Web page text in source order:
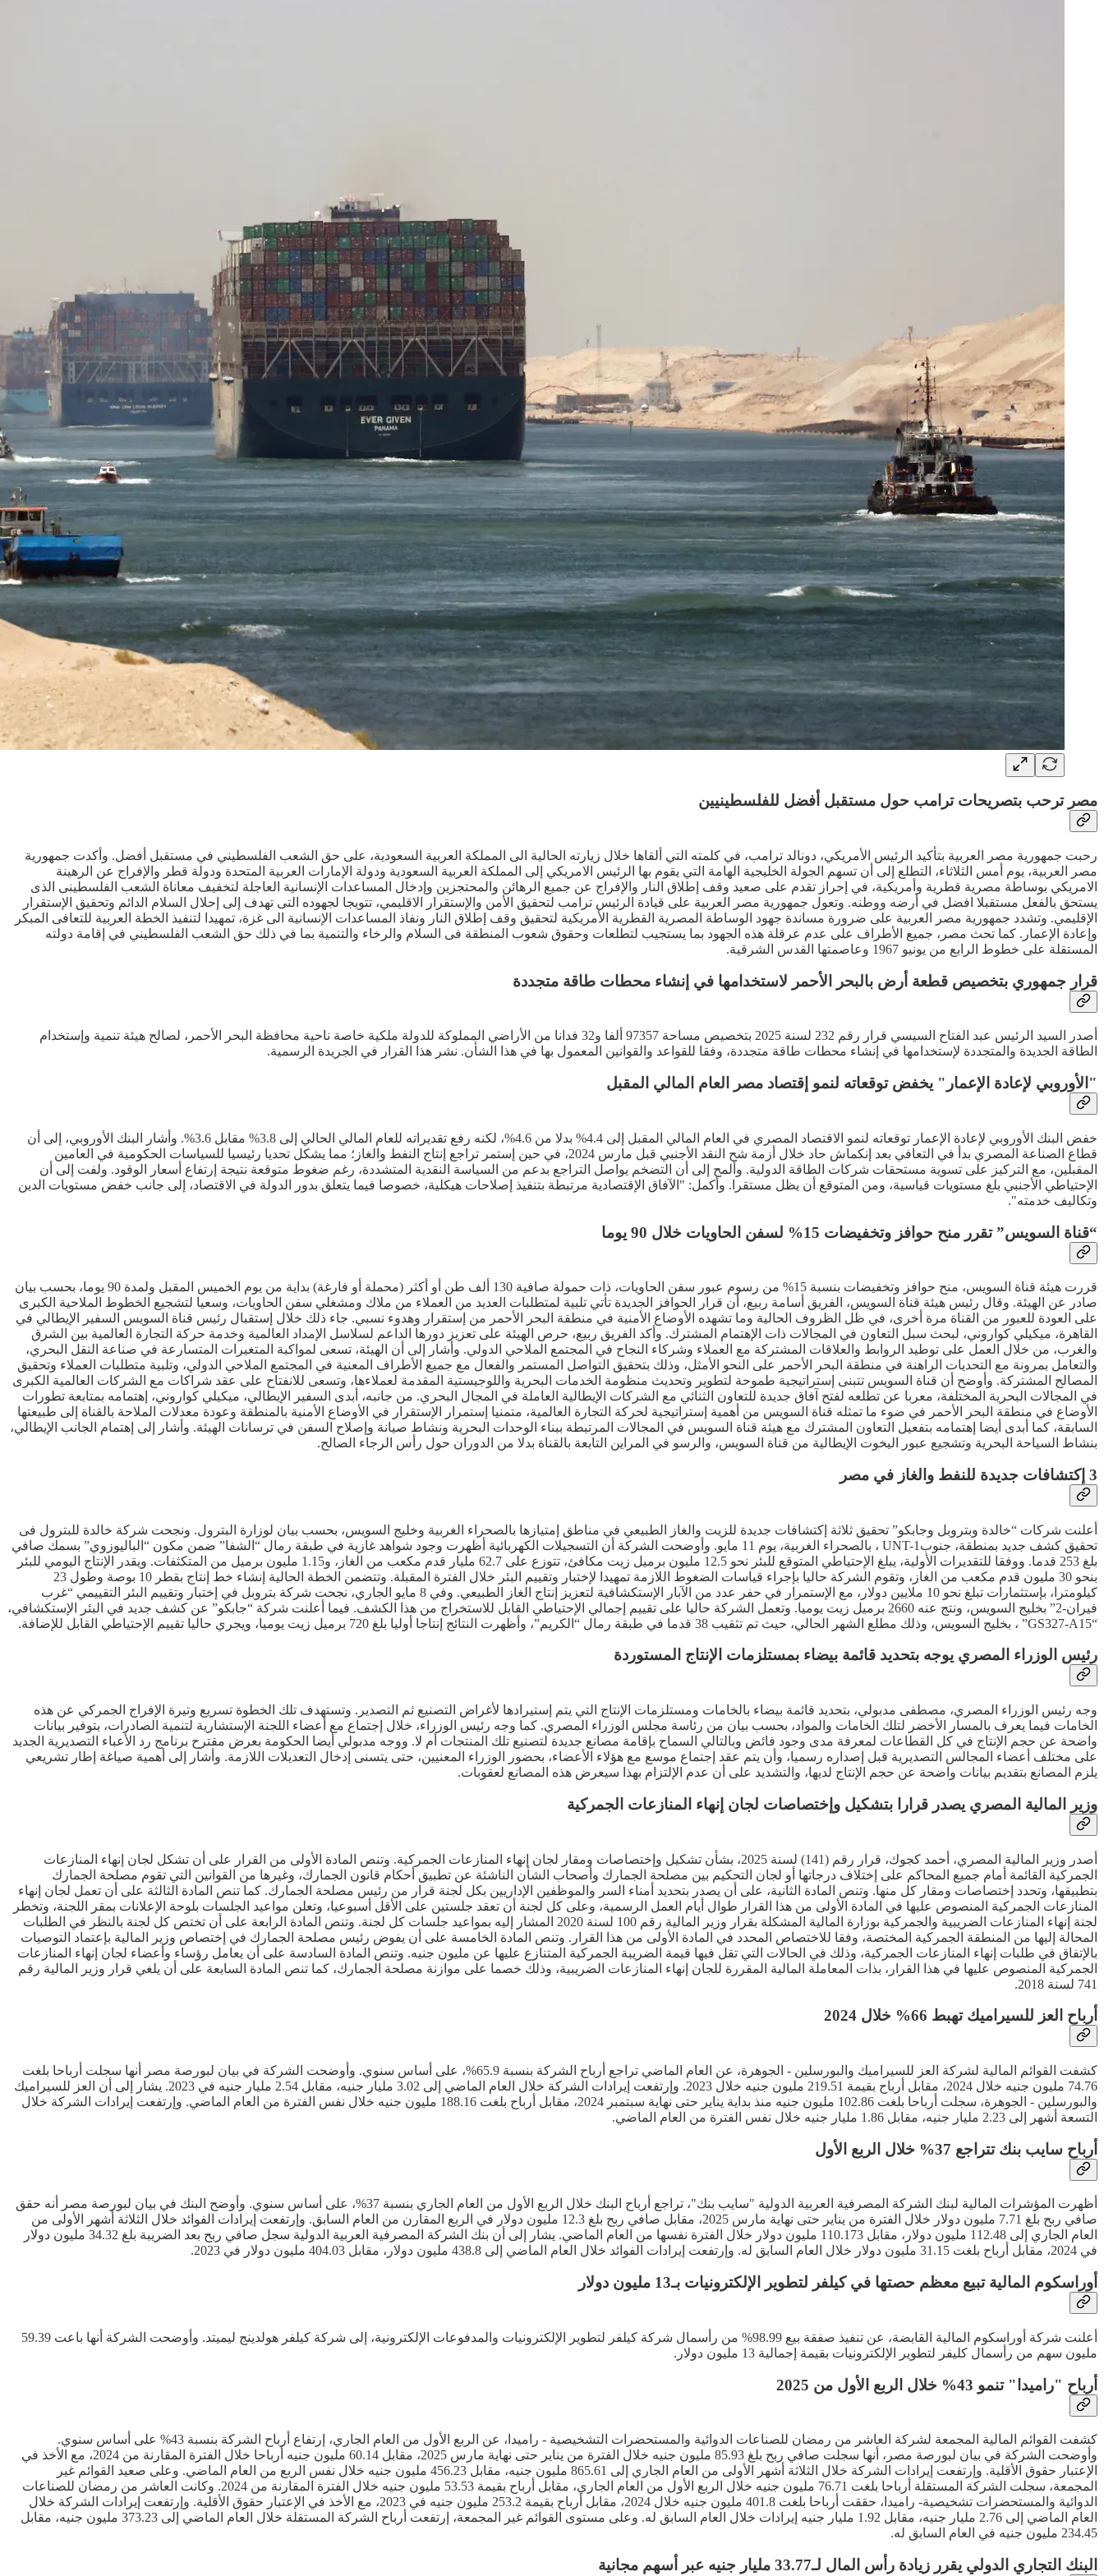
مصر ترحب بتصريحات ترامب حول مستقبل أفضل للفلسطينيين
رحبت جمهورية مصر العربية بتأكيد الرئيس الأمريكي، دونالد ترامب، في كلمته التي ألقاها خلال زيارته الحالية الى المملكة العربية السعودية، على حق الشعب الفلسطيني في مستقبل أفضل. وأكدت جمهورية
مصر العربية، يوم أمس الثلاثاء، التطلع إلى أن تسهم الجولة الخليجية الهامة التي يقوم بها الرئيس الامريكي إلى المملكة العربية السعودية ودولة الإمارات العربية المتحدة ودولة قطر والإفراج عن الرهينة
الامريكي بوساطة مصرية قطرية وأمريكية، في إحراز تقدم على صعيد وقف إطلاق النار والإفراج عن جميع الرهائن والمحتجزين وإدخال المساعدات الإنسانية العاجلة لتخفيف معاناة الشعب الفلسطينى الذى
يستحق بالفعل مستقبلا افضل في أرضه ووطنه. وتعول جمهورية مصر العربية على قيادة الرئيس ترامب لتحقيق الأمن والإستقرار الاقليمي، تتويجا لجهوده التى تهدف إلى إحلال السلام الدائم وتحقيق الإستقرار
الإقليمي. وتشدد جمهورية مصر العربية على ضرورة مساندة جهود الوساطة المصرية القطرية الأمريكية لتحقيق وقف إطلاق النار ونفاذ المساعدات الإنسانية الى غزة، تمهيدا لتنفيذ الخطة العربية للتعافى المبكر
وإعادة الإعمار. كما تحث مصر، جميع الأطراف على عدم عرقلة هذه الجهود بما يستجيب لتطلعات وحقوق شعوب المنطقة فى السلام والرخاء والتنمية بما في ذلك حق الشعب الفلسطيني في إقامة دولته
المستقلة على خطوط الرابع من يونيو 1967 وعاصمتها القدس الشرقية.
قرار جمهوري بتخصيص قطعة أرض بالبحر الأحمر لاستخدامها في إنشاء محطات طاقة متجددة
أصدر السيد الرئيس عبد الفتاح السيسي قرار رقم 232 لسنة 2025 بتخصيص مساحة 97357 ألفا و32 فدانا من الأراضي المملوكة للدولة ملكية خاصة ناحية محافظة البحر الأحمر، لصالح هيئة تنمية وإستخدام
الطاقة الجديدة والمتجددة لإستخدامها في إنشاء محطات طاقة متجددة، وفقا للقواعد والقوانين المعمول بها في هذا الشأن. نشر هذا القرار في الجريدة الرسمية.
"الأوروبي لإعادة الإعمار" يخفض توقعاته لنمو إقتصاد مصر العام المالي المقبل
خفض البنك الأوروبي لإعادة الإعمار توقعاته لنمو الاقتصاد المصري في العام المالي المقبل إلى 4.4% بدلا من 4.6%، لكنه رفع تقديراته للعام المالي الحالي إلى 3.8% مقابل 3.6%. وأشار البنك الأوروبي، إلى أن
قطاع الصناعة المصري بدأ في التعافي بعد إنكماش حاد خلال أزمة شح النقد الأجنبي قبل مارس 2024، في حين إستمر تراجع إنتاج النفط والغاز؛ مما يشكل تحديا رئيسيا للسياسات الحكومية في العامين
المقبلين، مع التركيز على تسوية مستحقات شركات الطاقة الدولية. وألمح إلى أن التضخم يواصل التراجع بدعم من السياسة النقدية المتشددة، رغم ضغوط متوقعة نتيجة إرتفاع أسعار الوقود. ولفت إلى أن
الإحتياطي الأجنبي بلغ مستويات قياسية، ومن المتوقع أن يظل مستقرا. وأكمل: "الآفاق الإقتصادية مرتبطة بتنفيذ إصلاحات هيكلية، خصوصا فيما يتعلق بدور الدولة في الاقتصاد، إلى جانب خفض مستويات الدين
وتكاليف خدمته".
“قناة السويس” تقرر منح حوافز وتخفيضات 15% لسفن الحاويات خلال 90 يوما
قررت هيئة قناة السويس، منح حوافز وتخفيضات بنسبة 15% من رسوم عبور سفن الحاويات، ذات حمولة صافية 130 ألف طن أو أكثر (محملة أو فارغة) بداية من يوم الخميس المقبل ولمدة 90 يوما، بحسب بيان
صادر عن الهيئة. وقال رئيس هيئة قناة السويس، الفريق أسامة ربيع، أن قرار الحوافز الجديدة تأتي تلبية لمتطلبات العديد من العملاء من ملاك ومشغلي سفن الحاويات، وسعيا لتشجيع الخطوط الملاحية الكبرى
على العودة للعبور من القناة مرة أخرى، في ظل الظروف الحالية وما تشهده الأوضاع الأمنية في منطقة البحر الأحمر من إستقرار وهدوء نسبي. جاء ذلك خلال إستقبال رئيس قناة السويس السفير الإيطالي في
القاهرة، ميكيلي كواروني، لبحث سبل التعاون في المجالات ذات الإهتمام المشترك. وأكد الفريق ربيع، حرص الهيئة على تعزيز دورها الداعم لسلاسل الإمداد العالمية وخدمة حركة التجارة العالمية بين الشرق
والغرب، من خلال العمل على توطيد الروابط والعلاقات المشتركة مع العملاء وشركاء النجاح في المجتمع الملاحي الدولي. وأشار إلى أن الهيئة، تسعى لمواكبة المتغيرات المتسارعة في صناعة النقل البحري،
والتعامل بمرونة مع التحديات الراهنة في منطقة البحر الأحمر على النحو الأمثل، وذلك بتحقيق التواصل المستمر والفعال مع جميع الأطراف المعنية في المجتمع الملاحي الدولي، وتلبية متطلبات العملاء وتحقيق
المصالح المشتركة. وأوضح أن قناة السويس تتبنى إستراتيجية طموحة لتطوير وتحديث منظومة الخدمات البحرية واللوجيستية المقدمة لعملاءها، وتسعى للانفتاح على عقد شراكات مع الشركات العالمية الكبرى
في المجالات البحرية المختلفة، معربا عن تطلعه لفتح آفاق جديدة للتعاون الثنائي مع الشركات الإيطالية العاملة في المجال البحري. من جانبه، أبدى السفير الإيطالي، ميكيلي كواروني، إهتمامه بمتابعة تطورات
الأوضاع في منطقة البحر الأحمر في ضوء ما تمثله قناة السويس من أهمية إستراتيجية لحركة التجارة العالمية، متمنيا إستمرار الإستقرار في الأوضاع الأمنية بالمنطقة وعودة معدلات الملاحة بالقناة إلى طبيعتها
السابقة، كما أبدى أيضا إهتمامه بتفعيل التعاون المشترك مع هيئة قناة السويس في المجالات المرتبطة ببناء الوحدات البحرية ونشاط صيانة وإصلاح السفن في ترسانات الهيئة. وأشار إلى إهتمام الجانب الإيطالي،
بنشاط السياحة البحرية وتشجيع عبور اليخوت الإيطالية من قناة السويس، والرسو في المراين التابعة بالقناة بدلا من الدوران حول رأس الرجاء الصالح.
3 إكتشافات جديدة للنفط والغاز في مصر
أعلنت شركات “خالدة وبتروبل وجابكو” تحقيق ثلاثة إكتشافات جديدة للزيت والغاز الطبيعي في مناطق إمتيازها بالصحراء الغربية وخليج السويس، بحسب بيان لوزارة البترول. ونجحت شركة خالدة للبترول فى
تحقيق كشف جديد بمنطقة، جنوبUNT-1 ، بالصحراء الغربية، يوم 11 مايو. وأوضحت الشركة أن التسجيلات الكهربائية أظهرت وجود شواهد غازية في طبقة رمال “الشفا” ضمن مكون “الباليوزوي” بسمك صافي
بلغ 253 قدما. ووفقا للتقديرات الأولية، يبلغ الإحتياطي المتوقع للبئر نحو 12.5 مليون برميل زيت مكافئ، تتوزع على 62.7 مليار قدم مكعب من الغاز، و1.15 مليون برميل من المتكثفات. ويقدر الإنتاج اليومي للبئر
بنحو 30 مليون قدم مكعب من الغاز، وتقوم الشركة حاليا بإجراء قياسات الضغوط اللازمة تمهيدا لإختبار وتقييم البئر خلال الفترة المقبلة. وتتضمن الخطة الحالية إنشاء خط إنتاج بقطر 10 بوصة وطول 23
كيلومترا، بإستثمارات تبلغ نحو 10 ملايين دولار، مع الإستمرار في حفر عدد من الآبار الإستكشافية لتعزيز إنتاج الغاز الطبيعي. وفي 8 مايو الجاري، نجحت شركة بتروبل في إختبار وتقييم البئر التقييمي “غرب
فيران-2” بخليج السويس، ونتج عنه 2660 برميل زيت يوميا. وتعمل الشركة حاليا على تقييم إجمالي الإحتياطي القابل للاستخراج من هذا الكشف. فيما أعلنت شركة “جابكو” عن كشف جديد في البئر الإستكشافي،
“GS327-A15” ، بخليج السويس، وذلك مطلع الشهر الحالي، حيث تم تثقيب 38 قدما في طبقة رمال “الكريم”، وأظهرت النتائج إنتاجا أوليا بلغ 720 برميل زيت يوميا، ويجري حاليا تقييم الإحتياطي القابل للإضافة.
رئيس الوزراء المصري يوجه بتحديد قائمة بيضاء بمستلزمات الإنتاج المستوردة
وجه رئيس الوزراء المصري، مصطفى مدبولي، بتحديد قائمة بيضاء بالخامات ومستلزمات الإنتاج التي يتم إستيرادها لأغراض التصنيع ثم التصدير. وتستهدف تلك الخطوة تسريع وتيرة الإفراج الجمركي عن هذه
الخامات فيما يعرف بالمسار الأخضر لتلك الخامات والمواد، بحسب بيان من رئاسة مجلس الوزراء المصري. كما وجه رئيس الوزراء، خلال إجتماع مع أعضاء اللجنة الإستشارية لتنمية الصادرات، بتوفير بيانات
واضحة عن حجم الإنتاج في كل القطاعات لمعرفة مدى وجود فائض وبالتالي السماح بإقامة مصانع جديدة لتصنيع تلك المنتجات أم لا. ووجه مدبولي أيضا الحكومة بعرض مقترح برنامج رد الأعباء التصديرية الجديد
على مختلف أعضاء المجالس التصديرية قبل إصداره رسميا، وأن يتم عقد إجتماع موسع مع هؤلاء الأعضاء، بحضور الوزراء المعنيين، حتى يتسنى إدخال التعديلات اللازمة. وأشار إلى أهمية صياغة إطار تشريعي
يلزم المصانع بتقديم بيانات واضحة عن حجم الإنتاج لديها، والتشديد على أن عدم الإلتزام بهذا سيعرض هذه المصانع لعقوبات.
وزير المالية المصري يصدر قرارا بتشكيل وإختصاصات لجان إنهاء المنازعات الجمركية
أصدر وزير المالية المصري، أحمد كجوك، قرار رقم (141) لسنة 2025، بشأن تشكيل وإختصاصات ومقار لجان إنهاء المنازعات الجمركية. وتنص المادة الأولى من القرار على أن تشكل لجان إنهاء المنازعات
الجمركية القائمة أمام جميع المحاكم على إختلاف درجاتها أو لجان التحكيم بين مصلحة الجمارك وأصحاب الشأن الناشئة عن تطبيق أحكام قانون الجمارك، وغيرها من القوانين التي تقوم مصلحة الجمارك
بتطبيقها، وتحدد إختصاصات ومقار كل منها. وتنص المادة الثانية، على أن يصدر بتحديد أمناء السر والموظفين الإداريين بكل لجنة قرار من رئيس مصلحة الجمارك. كما تنص المادة الثالثة على أن تعمل لجان إنهاء
المنازعات الجمركية المنصوص عليها في المادة الأولى من هذا القرار طوال أيام العمل الرسمية، وعلى كل لجنة أن تعقد جلستين على الأقل أسبوعيا، وتعلن مواعيد الجلسات بلوحة الإعلانات بمقر اللجنة، وتخطر
لجنة إنهاء المنازعات الضريبية والجمركية بوزارة المالية المشكلة بقرار وزير المالية رقم 100 لسنة 2020 المشار إليه بمواعيد جلسات كل لجنة. وتنص المادة الرابعة على أن تختص كل لجنة بالنظر في الطلبات
المحالة إليها من المنطقة الجمركية المختصة، وفقا للاختصاص المحدد في المادة الأولى من هذا القرار. وتنص المادة الخامسة على أن يفوض رئيس مصلحة الجمارك في إختصاص وزير المالية بإعتماد التوصيات
بالإتفاق في طلبات إنهاء المنازعات الجمركية، وذلك في الحالات التي تقل فيها قيمة الضريبة الجمركية المتنازع عليها عن مليون جنيه. وتنص المادة السادسة على أن يعامل رؤساء وأعضاء لجان إنهاء المنازعات
الجمركية المنصوص عليها في هذا القرار، بذات المعاملة المالية المقررة للجان إنهاء المنازعات الضريبية، وذلك خصما على موازنة مصلحة الجمارك، كما تنص المادة السابعة على أن يلغي قرار وزير المالية رقم
741 لسنة 2018.
أرباح العز للسيراميك تهبط 66% خلال 2024
كشفت القوائم المالية لشركة العز للسيراميك والبورسلين - الجوهرة، عن العام الماضي تراجع أرباح الشركة بنسبة 65.9%، على أساس سنوي. وأوضحت الشركة في بيان لبورصة مصر أنها سجلت أرباحا بلغت
74.76 مليون جنيه خلال 2024، مقابل أرباح بقيمة 219.51 مليون جنيه خلال 2023. وإرتفعت إيرادات الشركة خلال العام الماضي إلى 3.02 مليار جنيه، مقابل 2.54 مليار جنيه في 2023. يشار إلى أن العز للسيراميك
والبورسلين - الجوهرة، سجلت أرباحا بلغت 102.86 مليون جنيه منذ بداية يناير حتى نهاية سبتمبر 2024، مقابل أرباح بلغت 188.16 مليون جنيه خلال نفس الفترة من العام الماضي. وإرتفعت إيرادات الشركة خلال
التسعة أشهر إلى 2.23 مليار جنيه، مقابل 1.86 مليار جنيه خلال نفس الفترة من العام الماضي.
أرباح سايب بنك تتراجع 37% خلال الربع الأول
أظهرت المؤشرات المالية لبنك الشركة المصرفية العربية الدولية "سايب بنك"، تراجع أرباح البنك خلال الربع الأول من العام الجاري بنسبة 37%، على أساس سنوي. وأوضح البنك في بيان لبورصة مصر أنه حقق
صافي ربح بلغ 7.71 مليون دولار خلال الفترة من يناير حتى نهاية مارس 2025، مقابل صافي ربح بلغ 12.3 مليون دولار في الربع المقارن من العام السابق. وإرتفعت إيرادات الفوائد خلال الثلاثة أشهر الأولى من
العام الجاري إلى 112.48 مليون دولار، مقابل 110.173 مليون دولار خلال الفترة نفسها من العام الماضي. يشار إلى أن بنك الشركة المصرفية العربية الدولية سجل صافي ربح بعد الضريبة بلغ 34.32 مليون دولار
في 2024، مقابل أرباح بلغت 31.15 مليون دولار خلال العام السابق له. وإرتفعت إيرادات الفوائد خلال العام الماضي إلى 438.8 مليون دولار، مقابل 404.03 مليون دولار في 2023.
أوراسكوم المالية تبيع معظم حصتها في كيلفر لتطوير الإلكترونيات بـ13 مليون دولار
أعلنت شركة أوراسكوم المالية القابضة، عن تنفيذ صفقة بيع 98.99% من رأسمال شركة كيلفر لتطوير الإلكترونيات والمدفوعات الإلكترونية، إلى شركة كيلفر هولدينج ليميتد. وأوضحت الشركة أنها باعت 59.39
مليون سهم من رأسمال كليفر لتطوير الإلكترونيات بقيمة إجمالية 13 مليون دولار.
أرباح "راميدا" تنمو 43% خلال الربع الأول من 2025
كشفت القوائم المالية المجمعة لشركة العاشر من رمضان للصناعات الدوائية والمستحضرات التشخيصية - راميدا، عن الربع الأول من العام الجاري، إرتفاع أرباح الشركة بنسبة 43% على أساس سنوي.
وأوضحت الشركة في بيان لبورصة مصر، أنها سجلت صافي ربح بلغ 85.93 مليون جنيه خلال الفترة من يناير حتى نهاية مارس 2025، مقابل 60.14 مليون جنيه أرباحا خلال الفترة المقارنة من 2024، مع الأخذ في
الإعتبار حقوق الأقلية. وإرتفعت إيرادات الشركة خلال الثلاثة أشهر الأولى من العام الجاري إلى 865.61 مليون جنيه، مقابل 456.23 مليون جنيه خلال نفس الربع من العام الماضي. وعلى صعيد القوائم غير
المجمعة، سجلت الشركة المستقلة أرباحا بلغت 76.71 مليون جنيه خلال الربع الأول من العام الجاري، مقابل أرباح بقيمة 53.53 مليون جنيه خلال الفترة المقارنة من 2024. وكانت العاشر من رمضان للصناعات
الدوائية والمستحضرات تشخيصية- راميدا، حققت أرباحا بلغت 401.8 مليون جنيه خلال 2024، مقابل أرباح بقيمة 253.2 مليون جنيه في 2023، مع الأخذ في الإعتبار حقوق الأقلية. وإرتفعت إيرادات الشركة خلال
العام الماضي إلى 2.76 مليار جنيه، مقابل 1.92 مليار جنيه إيرادات خلال العام السابق له. وعلى مستوى القوائم غير المجمعة، إرتفعت أرباح الشركة المستقلة خلال العام الماضي إلى 373.23 مليون جنيه، مقابل
234.45 مليون جنيه في العام السابق له.
البنك التجاري الدولي يقرر زيادة رأس المال لـ33.77 مليار جنيه عبر أسهم مجانية